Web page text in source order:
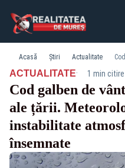
Acasă Știri Actualitate
ACTUALITATE· 1 min citire
Cod galben de
ale țării.
instabilitate
însemnate